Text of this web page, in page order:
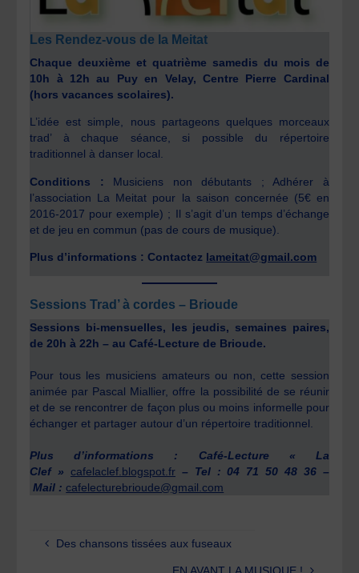
Les Rendez-vous de la Meitat
Chaque deuxième et quatrième samedis du mois de
10h à 12h au Puy en Velay, Centre Pierre Cardinal
(hors vacances scolaires).
L’idée est simple, nous partageons quelques morceaux
trad’ à chaque séance, si possible du répertoire
traditionnel à danser local.
Conditions : Musiciens non débutants ; Adhérer à
l’association La Meitat pour la saison concernée (5€ en
2016-2017 pour exemple) ; Il s’agit d’un temps d’échange
et de jeu en commun (pas de cours de musique).
Plus d’informations : Contactez lameitat@gmail.com
Sessions Trad’ à cordes – Brioude
Sessions bi-mensuelles, les jeudis, semaines paires,
de 20h à 22h – au Café-Lecture de Brioude.
Pour tous les musiciens amateurs ou non, cette session
animée par Pascal Miallier, offre la possibilité de se réunir
et de se rencontrer de façon plus ou moins informelle pour
échanger et partager autour d’un répertoire traditionnel.
Plus d’informations : Café-Lecture « La
Clef » cafelaclef.blogspot.fr – Tel : 04 71 50 48 36 –
Mail :cafelecturebrioude@gmail.com
Des chansons tissées aux fuseaux